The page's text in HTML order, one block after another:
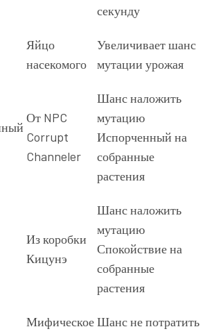
секунду
Яйцо
насекомого
Увеличивает шанс
мутации урожая
От NPC
Corrupt
Channeler
Шанс наложить
мутацию
Испорченный на
собранные
растения
Из коробки
Кицунэ
Шанс наложить
мутацию
Спокойствие на
собранные
растения
МифическоеШанс не потратить